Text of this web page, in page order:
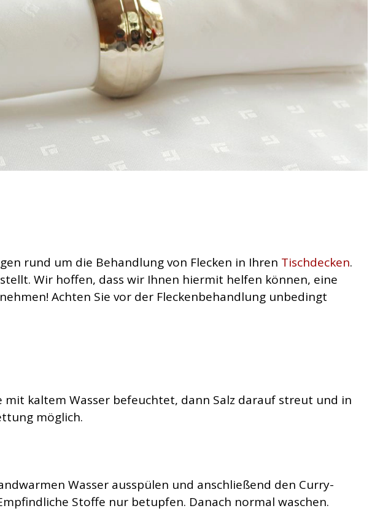
rund um die Behandlung von Flecken in Ihren Tischdecken.
Wir hoffen, dass wir Ihnen hiermit helfen können, eine
Achten Sie vor der Fleckenbehandlung unbedingt
kaltem Wasser befeuchtet, dann Salz darauf streut und in
möglich.
Wasser ausspülen und anschließend den Curry-
Stoffe nur betupfen. Danach normal waschen.